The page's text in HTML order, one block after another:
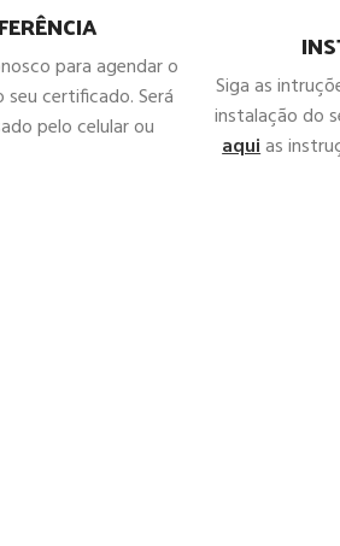
para agendar o
certificado. Será
pelo celular ou
Siga as
instalação do
aquias